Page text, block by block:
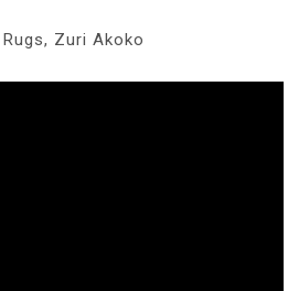
Zuri Akoko